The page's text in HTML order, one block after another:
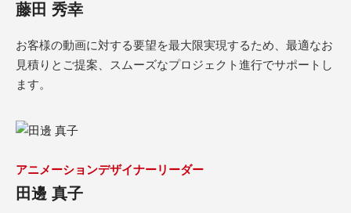
藤田 秀幸
お客様の動画に対する要望を最大限実現するため、最適なお
見積りとご提案、スムーズなプロジェクト進行でサポートし
ます。
アニメーションデザイナーリーダー
田邊 真子